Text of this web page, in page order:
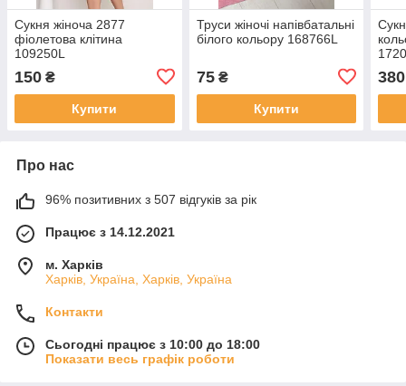
Сукня жіноча 2877
фіолетова клітина
109250L
150 ₴
Купити
Труси жіночі напівбатальні
білого кольору 168766L
75₴
Купити
380
Про нас
96% позитивних з 507 відгуків за рік
Працює з 14.12.2021
м. Харків
Харків, Україна, Харків, Україна
Контакти
Сьогодні працює з 10:00 до 18:00
Показати весь графік роботи